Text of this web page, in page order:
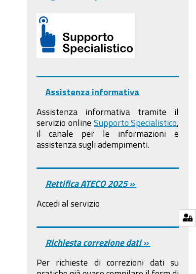
Assistenza informativa
Assistenza informativa tramite il
servizio online Supporto Specialistico
il canale per le informazioni e
assistenza sugli adempimenti.
Rettifica ATECO 2025 »
Accedi al servizio
Richiesta correzione dati »
Per richieste di correzioni dati su